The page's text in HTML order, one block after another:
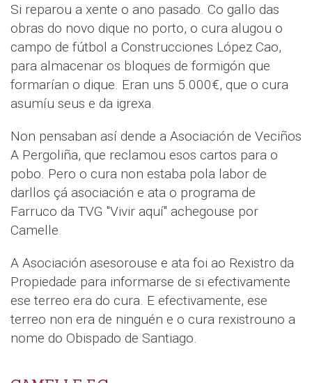
Si reparou a xente o ano pasado. Co gallo das
obras do novo dique no porto, o cura alugou o
campo de fútbol a Construcciones López Cao,
para almacenar os bloques de formigón que
formarían o dique. Eran uns 5.000€, que o cura
asumíu seus e da igrexa.
Non pensaban así dende a Asociación de Veciños
A Pergoliña, que reclamou esos cartos para o
pobo. Pero o cura non estaba pola labor de
darllos çá asociación e ata o programa de
Farruco da TVG "Vivir aquí" achegouse por
Camelle.
A Asociación asesorouse e ata foi ao Rexistro da
Propiedade para informarse de si efectivamente
ese terreo era do cura. E efectivamente, ese
terreo non era de ninguén e o cura rexistrouno a
nome do Obispado de Santiago.